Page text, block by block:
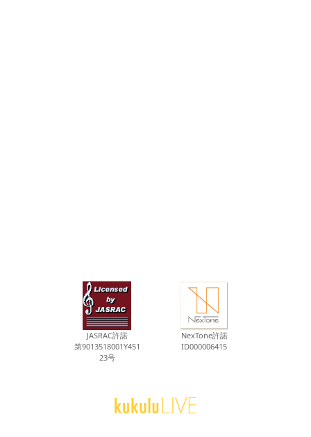
JASRAC許諾
第9013518001Y451
23号
NexTone許諾
ID000006415